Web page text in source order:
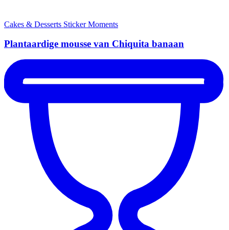
Cakes & Desserts Sticker Moments
Plantaardige mousse van Chiquita banaan